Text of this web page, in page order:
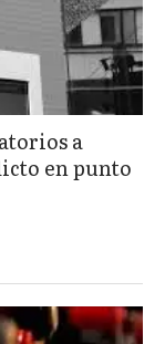
a
en punto